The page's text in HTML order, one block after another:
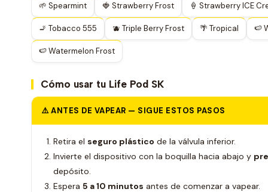
🌱 Spearmint 🍓 Strawberry Frost 🍦 Strawberry ICE
🚬 Tobacco 555 🫐 Triple Berry Frost 🌴 Tropical 🍉
🍉 Watermelon Frost
Cómo usar tu Life Pod SK
⚠️ ANTES DE VAPEAR — SIGUE ESTOS PASOS
Retira el seguro plástico de la válvula inferior.
Invierte el dispositivo con la boquilla hacia abajo y
depósito.
Espera 5 a 10 minutos antes de comenzar a vapear.